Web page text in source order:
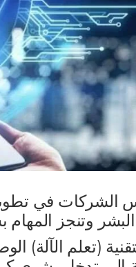
الشركات في
وتنجز المهام
(تعلم الآلة)